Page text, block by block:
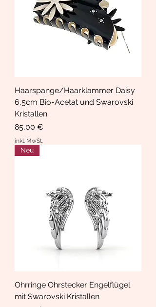
Haarspange/Haarklammer Daisy
6,5cm Bio-Acetat und Swarovski
Kristallen
Preis
85,00 €
inkl. MwSt.
Neu
Ohrringe Ohrstecker Engelflügel
mit Swarovski Kristallen